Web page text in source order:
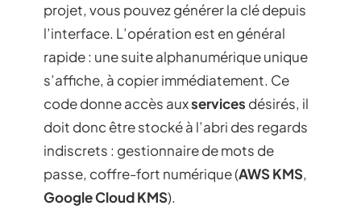
projet, vous pouvez générer la clé depuis
l’interface. L’opération est en général
rapide : une suite alphanumérique unique
s’affiche, à copier immédiatement. Ce
code donne accès auxservices désirés, il
doit donc être stocké à l’abri des regards
indiscrets : gestionnaire de mots de
passe, coffre-fort numérique (AWS KMS,
Google Cloud KMS).